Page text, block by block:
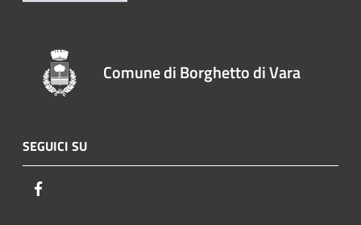
Comune di Borghetto di Vara
SEGUICI SU